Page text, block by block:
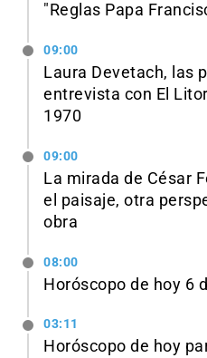
"Reglas Papa
09:00
Laura Devetach, las
entrevista con El
1970
09:00
La mirada de César
el paisaje, otra
obra
08:00
Horóscopo de hoy 6
03:11
Horóscopo de hoy